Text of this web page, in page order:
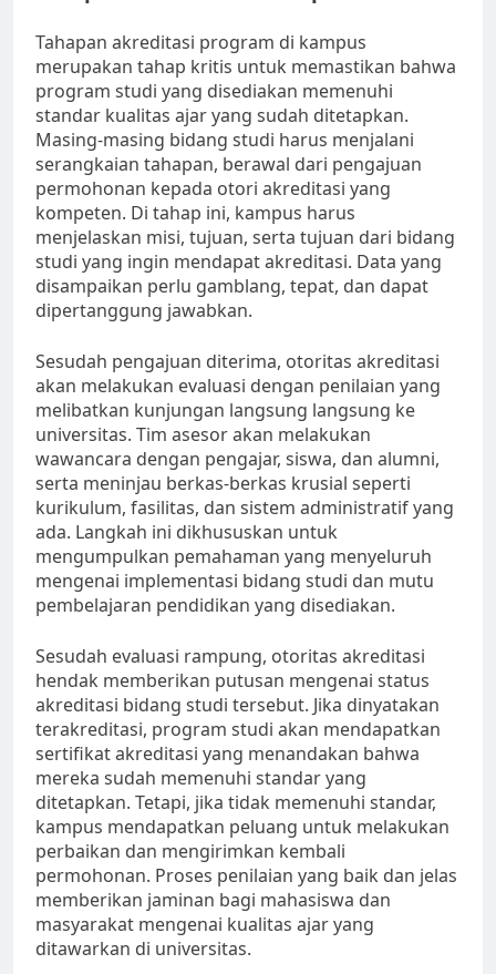
Tahapan akreditasi program di kampus
merupakan tahap kritis untuk memastikan bahwa
program studi yang disediakan memenuhi
standar kualitas ajar yang sudah ditetapkan.
Masing-masing bidang studi harus menjalani
serangkaian tahapan, berawal dari pengajuan
permohonan kepada otori akreditasi yang
kompeten. Di tahap ini, kampus harus
menjelaskan misi, tujuan, serta tujuan dari bidang
studi yang ingin mendapat akreditasi. Data yang
disampaikan perlu gamblang, tepat, dan dapat
dipertanggung jawabkan.
Sesudah pengajuan diterima, otoritas akreditasi
akan melakukan evaluasi dengan penilaian yang
melibatkan kunjungan langsung langsung ke
universitas. Tim asesor akan melakukan
wawancara dengan pengajar, siswa, dan alumni,
serta meninjau berkas-berkas krusial seperti
kurikulum, fasilitas, dan sistem administratif yang
ada. Langkah ini dikhususkan untuk
mengumpulkan pemahaman yang menyeluruh
mengenai implementasi bidang studi dan mutu
pembelajaran pendidikan yang disediakan.
Sesudah evaluasi rampung, otoritas akreditasi
hendak memberikan putusan mengenai status
akreditasi bidang studi tersebut. Jika dinyatakan
terakreditasi, program studi akan mendapatkan
sertifikat akreditasi yang menandakan bahwa
mereka sudah memenuhi standar yang
ditetapkan. Tetapi, jika tidak memenuhi standar,
kampus mendapatkan peluang untuk melakukan
perbaikan dan mengirimkan kembali
permohonan. Proses penilaian yang baik dan jelas
memberikan jaminan bagi mahasiswa dan
masyarakat mengenai kualitas ajar yang
ditawarkan di universitas.